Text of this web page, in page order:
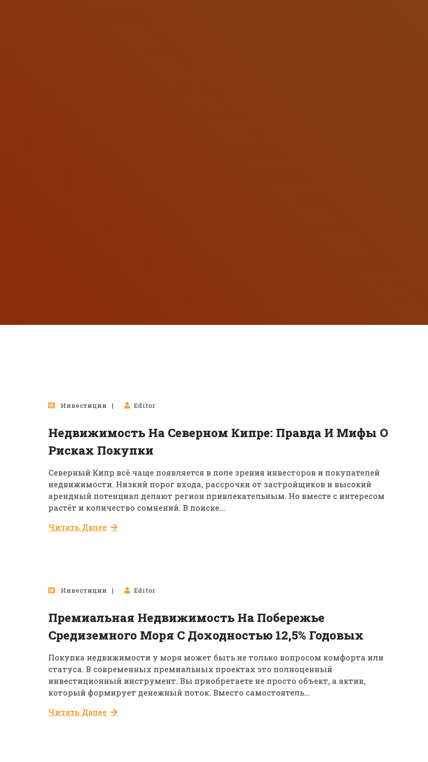
фев, 2026
Инвестиции Editor
Недвижимость На Северном Кипре: Правда И Мифы О
Рисках Покупки
Северный Кипр всё чаще появляется в поле зрения инвесторов и покупателей
недвижимости. Низкий порог входа, рассрочки от застройщиков и высокий
арендный потенциал делают регион привлекательным. Но вместе с интересом
растёт и количество сомнений. В поиске...
Читать Далее
Инвестиции Editor
Премиальная Недвижимость На Побережье
Средиземного Моря С Доходностью 12,5% Годовых
Покупка недвижимости у моря может быть не только вопросом комфорта или
статуса. В современных премиальных проектах это полноценный
инвестиционный инструмент. Вы приобретаете не просто объект, а актив,
который формирует денежный поток. Вместо самостоятель...
Читать Далее